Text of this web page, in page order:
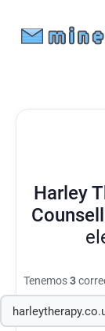
Harley
Tenemos3